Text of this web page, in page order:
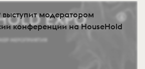
модератором
конференции на HouseHold